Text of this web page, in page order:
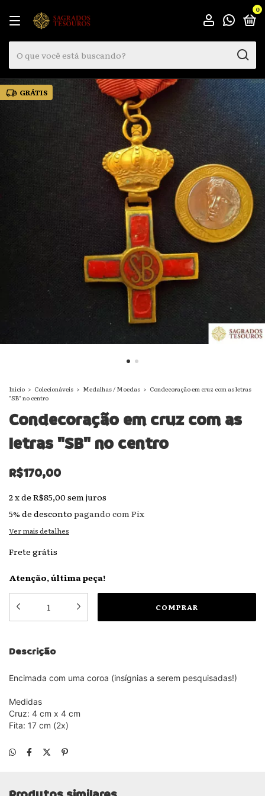
0
GRÁTIS
Início > Colecionáveis > Medalhas / Moedas > Condecoração em cruz com as letras
"SB" no centro
Condecoração em cruz com as
letras "SB" no centro
R$170,00
2xde R$85,00 sem juros
5% de desconto pagando com Pix
Ver mais detalhes
Frete grátis
Atenção, última peça!
Descrição
Encimada com uma coroa (insígnias a serem pesquisadas!)
Medidas
Cruz: 4 cm x 4 cm
Fita: 17 cm (2x)